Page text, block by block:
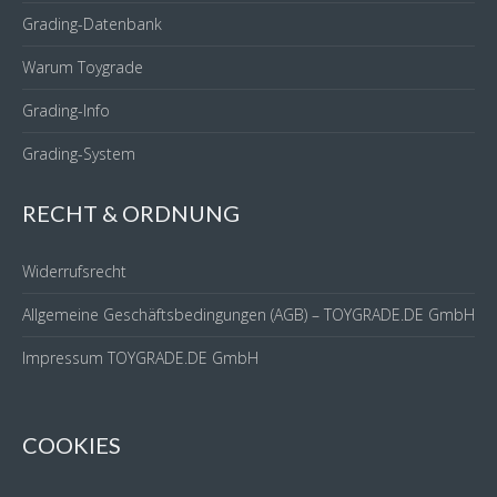
Grading-Datenbank
Warum Toygrade
Grading-Info
Grading-System
RECHT & ORDNUNG
Widerrufsrecht
Allgemeine Geschäftsbedingungen (AGB) – TOYGRADE.DE GmbH
Impressum TOYGRADE.DE GmbH
COOKIES